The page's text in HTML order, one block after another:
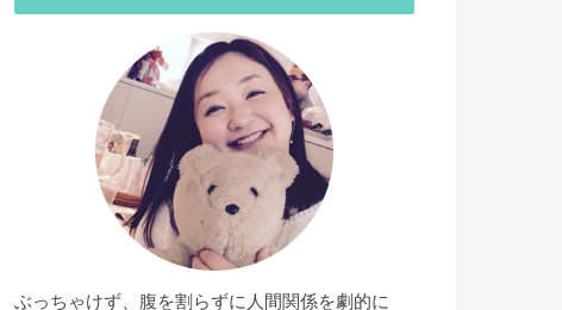
ぶっちゃけず、腹を割らずに人間関係を劇的に